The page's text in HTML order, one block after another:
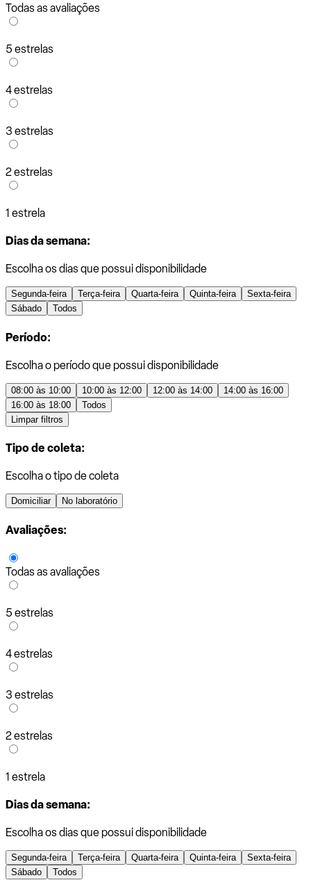
Todas as avaliações
5 estrelas
4 estrelas
3 estrelas
2 estrelas
1 estrela
Dias da semana:
Escolha os dias que possui disponibilidade
Segunda-feira Terça-feira Quarta-feira Quinta-feira
Sexta-feira
Sábado
Todos
Período:
Escolha o período que possui disponibilidade
08:00 às 10:00 10:00 às 12:00 12:00 às 14:00
14:00 às 16:00
16:00 às 18:00
Todos
Limpar filtros
Tipo de coleta:
Escolha o tipo de coleta
Domiciliar No laboratório
Avaliações:
Todas as avaliações
5 estrelas
4 estrelas
3 estrelas
2 estrelas
1 estrela
Dias da semana:
Escolha os dias que possui disponibilidade
Segunda-feira Terça-feira Quarta-feira Quinta-feira
Sexta-feira
Sábado
Todos